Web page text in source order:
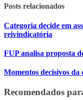
Posts relacionados
Categoria decide em
reivindicatória
FUP analisa proposta
Momentos decisivos
Recomendados